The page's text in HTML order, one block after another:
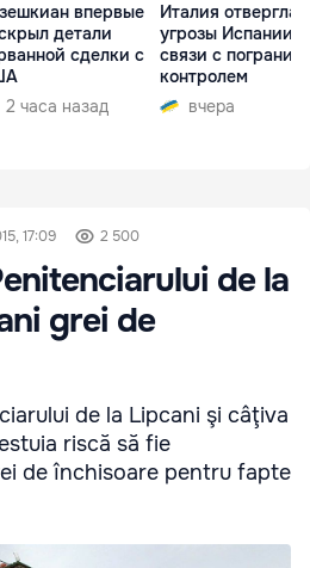
впервые
детали
сделки с
2 часа назад
Италия отвергла
угрозы Испании в
связи с
контролем
вчера
17:09 2 500
de la
grei de
de la Lipcani şi câţiva
riscă să fie
de închisoare pentru fapte